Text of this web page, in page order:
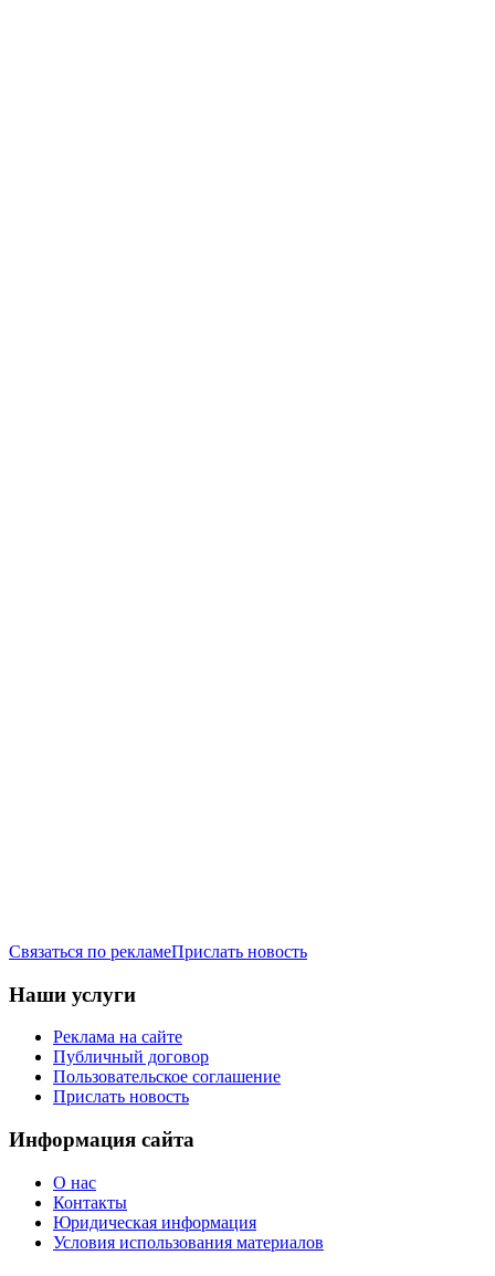
Связаться по рекламеПрислать новость
Наши услуги
Реклама на сайте
Публичный договор
Пользовательское соглашение
Прислать новость
Информация сайта
О нас
Контакты
Юридическая информация
Условия использования материалов